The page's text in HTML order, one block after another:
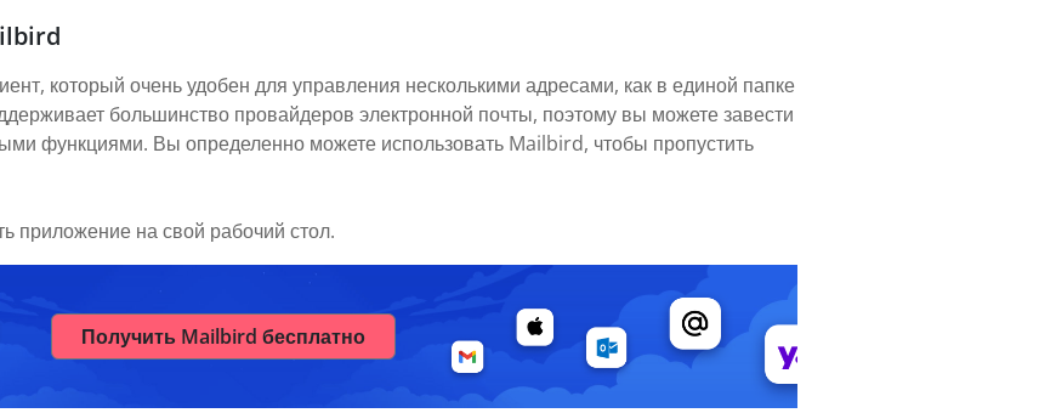
который очень удобен для управления несколькими адресами, как в единой папке
большинство провайдеров электронной почты, поэтому вы можете завести
функциями. Вы определенно можете использовать Mailbird, чтобы пропустить
приложение на свой рабочий стол.
Получить Mailbird бесплатно